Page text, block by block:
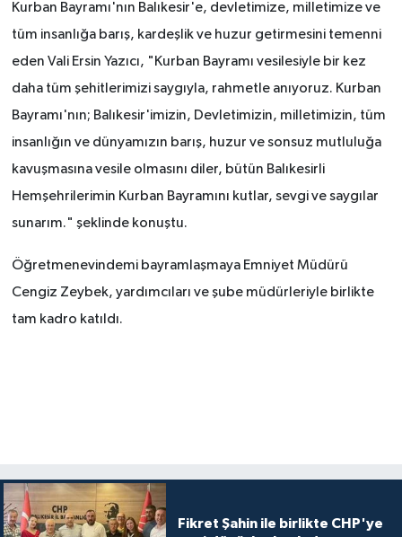
Kurban Bayramı'nın Balıkesir'e, devletimize, milletimize ve
tüm insanlığa barış, kardeşlik ve huzur getirmesini temenni
eden Vali Ersin Yazıcı, "Kurban Bayramı vesilesiyle bir kez
daha tüm şehitlerimizi saygıyla, rahmetle anıyoruz. Kurban
Bayramı'nın; Balıkesir'imizin, Devletimizin, milletimizin, tüm
insanlığın ve dünyamızın barış, huzur ve sonsuz mutluluğa
kavuşmasına vesile olmasını diler, bütün Balıkesirli
Hemşehrilerimin Kurban Bayramını kutlar, sevgi ve saygılar
sunarım." şeklinde konuştu.
Öğretmenevindemi bayramlaşmaya Emniyet Müdürü
Cengiz Zeybek, yardımcıları ve şube müdürleriyle birlikte
tam kadro katıldı.
Fikret Şahin ile birlikte CHP'ye